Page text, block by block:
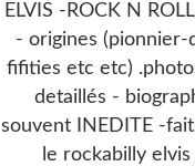
ELVIS -ROCK N
- origines
fifities etc etc)
detaillés -
souvent INEDITE -
le rockabilly